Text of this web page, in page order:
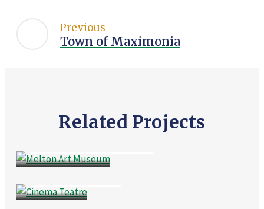
Previous
Town of Maximonia
Related Projects
Business,Goverment
Business
Business,Culture